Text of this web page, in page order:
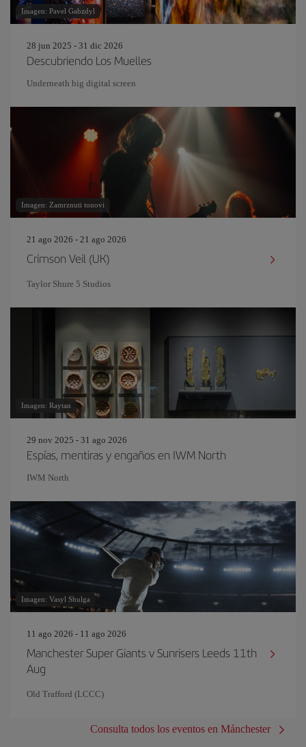
Imagen: Pavel Gabzdyl
28 jun 2025 - 31 dic 2026
Descubriendo Los Muelles
Underneath big digital screen
Imagen: Zamrznuti tonovi
21 ago 2026 - 21 ago 2026
Crimson Veil (UK)
Taylor Shure 5 Studios
Imagen: Raytan
29 nov 2025 - 31 ago 2026
Espías, mentiras y engaños en IWM North
IWM North
Imagen: Vasyl Shulga
11 ago 2026 - 11 ago 2026
Manchester Super Giants v Sunrisers Leeds 11th
Aug
Old Trafford (LCCC)
Consulta todos los eventos en Mánchester